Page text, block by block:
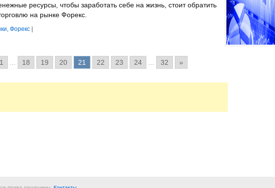
ресурсы, чтобы заработать себе на жизнь, стоит обратить
на рынке Форекс.
Форекс |
1 18 19 20 21 22 23 24 32 »